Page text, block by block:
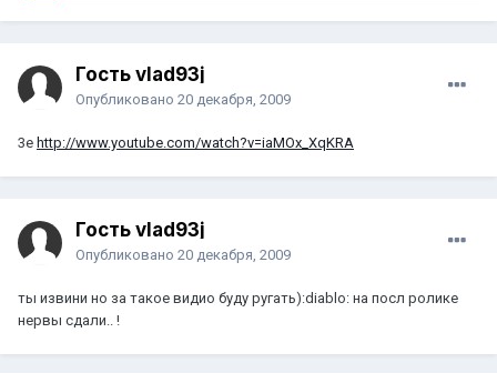
Гость vlad93j
Опубликовано 20 декабря, 2009
3е http://www.youtube.com/watch?v=iaMOx_XqKRA
Гость vlad93j
Опубликовано 20 декабря, 2009
ты извини но за такое видио буду ругать):diablo: на посл ролике
нервы сдали.. !